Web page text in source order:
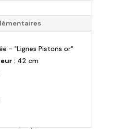
- "Lignes Pistons or"
: 42 cm